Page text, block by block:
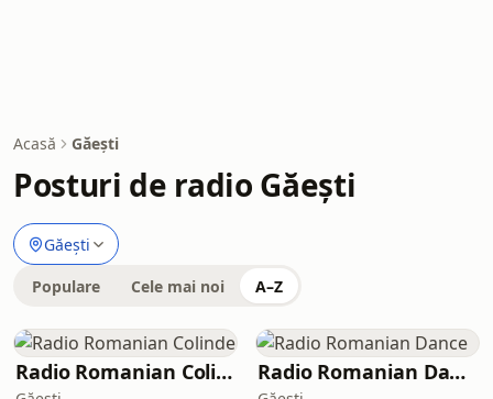
Acasă Găeşti
Posturi de radio Găeşti
Găeşti
Populare Cele mai noi A–Z
Radio Romanian Colinde Radio Romanian Dance